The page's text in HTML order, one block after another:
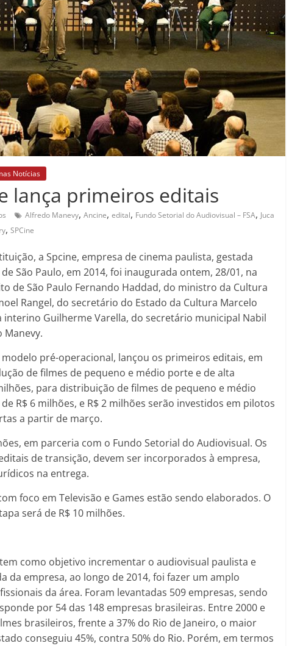
Notícias
lança primeiros editais
Alfredo Manevy, Ancine, edital, Fundo Setorial do Audiovisual – FSA, Juca
, SPCine
a Spcine, empresa de cinema paulista, gestada
São Paulo, em 2014, foi inaugurada ontem, 28/01, na
de São Paulo Fernando Haddad, do ministro da Cultura
Rangel, do secretário do Estado da Cultura Marcelo
Guilherme Varella, do secretário municipal Nabil
Manevy.
pré-operacional, lançou os primeiros editais, em
de filmes de pequeno e médio porte e de alta
para distribuição de filmes de pequeno e médio
R$ 6 milhões, e R$ 2 milhões serão investidos em pilotos
a partir de março.
em parceria com o Fundo Setorial do Audiovisual. Os
de transição, devem ser incorporados à empresa,
na entrega.
foco em Televisão e Games estão sendo elaborados. O
será de R$ 10 milhões.
como objetivo incrementar o audiovisual paulista e
da empresa, ao longo de 2014, foi fazer um amplo
da área. Foram levantadas 509 empresas, sendo
por 54 das 148 empresas brasileiras. Entre 2000 e
brasileiros, frente a 37% do Rio de Janeiro, o maior
conseguiu 45%, contra 50% do Rio. Porém, em termos